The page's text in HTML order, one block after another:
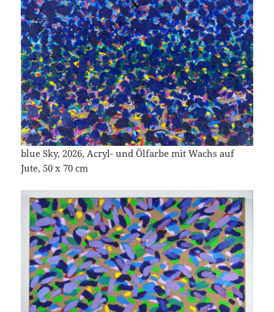
blue Sky, 2026, Acryl- und Ölfarbe mit Wachs auf
Jute, 50 x 70 cm